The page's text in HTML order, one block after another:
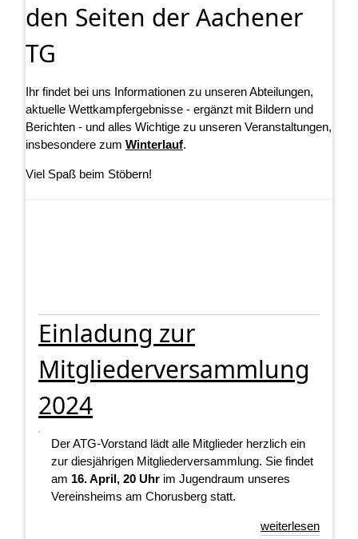
den Seiten der Aachener
TG
Ihr findet bei uns Informationen zu unseren Abteilungen,
aktuelle Wettkampfergebnisse - ergänzt mit Bildern und
Berichten - und alles Wichtige zu unseren Veranstaltungen,
insbesondere zum Winterlauf.
Viel Spaß beim Stöbern!
Einladung zur
Mitgliederversammlung
2024
Der ATG-Vorstand lädt alle Mitglieder herzlich ein
zur diesjährigen Mitgliederversammlung. Sie findet
am 16. April, 20 Uhr im Jugendraum unseres
Vereinsheims am Chorusberg statt.
weiterlesen